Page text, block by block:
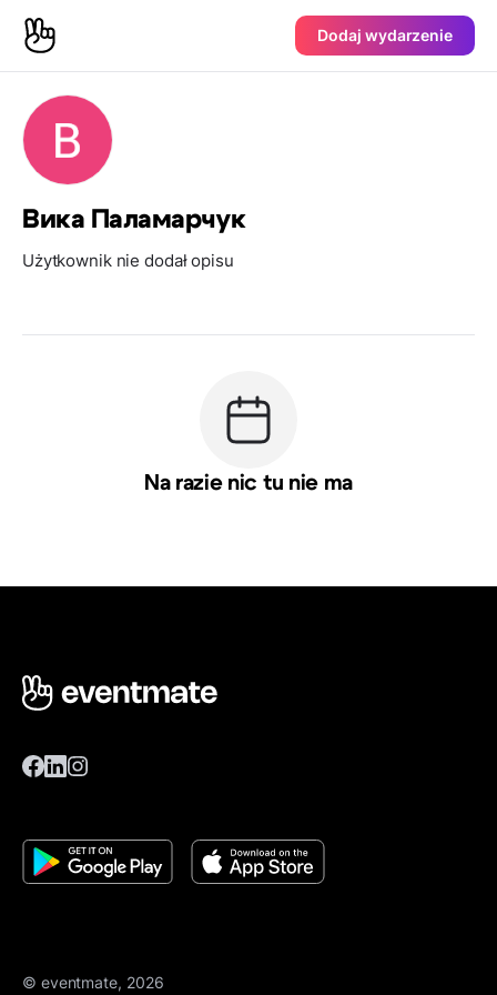
Dodaj wydarzenie
Вика Паламарчук
Użytkownik nie dodał opisu
Na razie nic tu nie ma
© eventmate, 2026